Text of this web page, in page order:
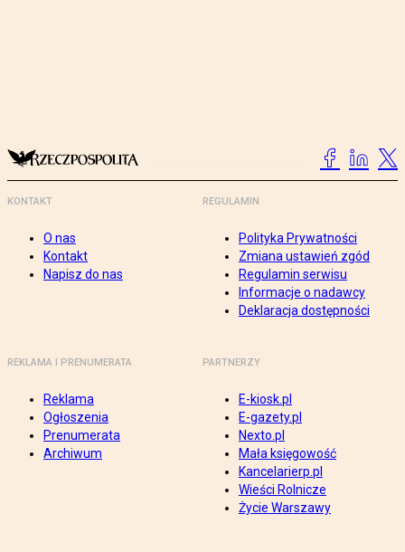
KONTAKT
O nas
Kontakt
Napisz do nas
REGULAMIN
Polityka Prywatności
Zmiana ustawień zgód
Regulamin serwisu
Informacje o nadawcy
Deklaracja dostępności
REKLAMA I PRENUMERATA
Reklama
Ogłoszenia
Prenumerata
Archiwum
PARTNERZY
E-kiosk.pl
E-gazety.pl
Nexto.pl
Mała księgowość
Kancelarierp.pl
Wieści Rolnicze
Życie Warszawy